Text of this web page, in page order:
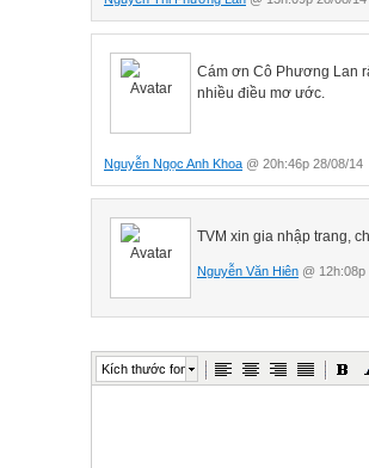
Cám ơn Cô Phương Lan
nhiều điều mơ ước.
Nguyễn Ngọc Anh Khoa @ 20h:46p 28/08/14
TVM xin gia nhập trang,
Nguyễn Văn Hiên @ 12h:08p
Kích thước font